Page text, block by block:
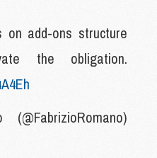
on add-ons structure
the obligation.